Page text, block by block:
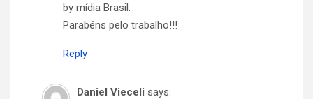
by mídia Brasil.
Parabéns pelo trabalho!!!
Reply
Daniel Vieceli says: